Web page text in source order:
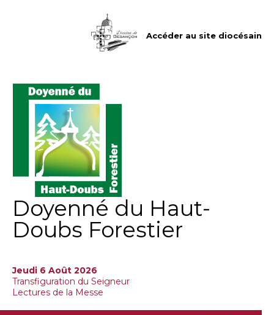
Accéder au site diocésain
Doyenné du Haut-
Doubs Forestier
Jeudi 6 Août 2026
Transfiguration du Seigneur
Lectures de la Messe